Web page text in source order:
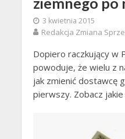
3 kwietnia 2015
Redakcja Zmiana
Dopiero raczkujący w
powoduje, że wielu z
jak zmienić dostawcę
pierwszy. Zobacz